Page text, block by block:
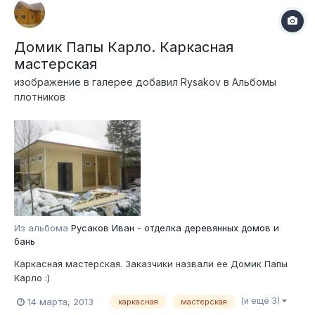
Домик Папы Карло. Каркасная
мастерская
изображение в галерее добавил Rysakov в Альбомы
плотников
Из альбома Русаков Иван - отделка деревянных домов и
бань
Каркасная мастерская. Заказчики назвали ее Домик Папы
Карло :)
14 марта, 2013 каркасная мастерская (и ещё 3)